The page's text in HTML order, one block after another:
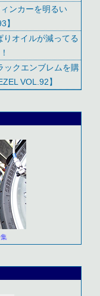
ンカーを明るい
】
オイルが減ってる
ックエンブレムを購
VOL.92】